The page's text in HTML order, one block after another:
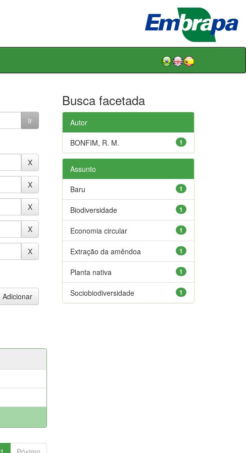
Busca facetada
Autor
1
BONFIM, R. M.
Assunto
1
Baru
1
Biodiversidade
1
Economia circular
1
Extração da amêndoa
1
Planta nativa
1
Sociobiodiversidade